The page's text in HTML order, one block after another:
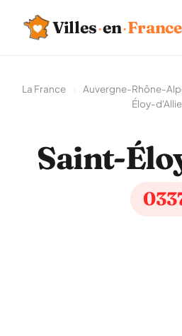
Villes·en·France
La France Auvergne-Rhône-
Éloy-
Saint-